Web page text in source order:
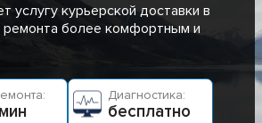
услугу курьерской доставки в
ремонта более комфортным и
Диагностика:
бесплатно